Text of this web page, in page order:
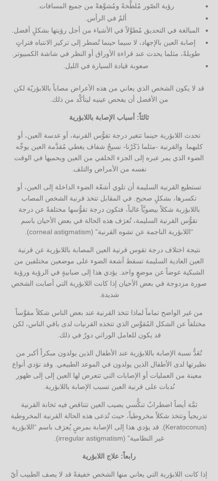
رؤية الصّور مُلطَّخةً ومُشوَّهةً من جميع المسافات.
ألمٌ في الرأس.
المبالغة في التحديق مُطوَّلاً في الأشياء من أجل رؤيتها بشكلٍ أفضل.
إصابة العين بالإجهاد، لا سيما حينما تُضطر إلى تركيز الانتباه فتراتٍ
طويلةً، مثلما يحدث عند قراءة الأوراق أو النظر في شاشة الكمبيوتر.
صعوبة قيادة السيارة في الليل.
قد لا يكون الشخص الذي يعاني من هذه الأعراض مصاباً باللابؤريّة لكن
من الأفضل أن يفحص عينيه ليتأكَّد من ذلك.
ثالثاً: أسباب الإصابة باللابؤرية
تحدث اللابؤرية حينما تتغير درجة تقوُّس القرنية، أو عدسة العين، أو
كليهما. والقرنية -مثلما ذَكَرْنا- نسيجٌ شفاف يغطي مُقدَّمة العين يوجِّه
الضوء الذي يمر عبره إلى الجزء الخلفي من العين ويحميها في الوقت
نفسه من الأمراض والتلف.
تستطيع القرنية السليمة أن تلوي أشعّة الضوء الداخلة إلى العين، أو
تكسرها، بشكلٍ صحيح. في المقابل تتخذ قرنية الشخص المصاب
باللابؤرية شكلاً بيضويَّاً غالباً، فتكون درجة تقوُّسها مختلفةً عن درجة
تقوُّس القرنية السليمة، تُعرَف هذه الحالة في بعض الأحيان باسم
“اللابؤرية الناجمة عن تشوه القرنية” (corneal astigmatism).
نتيجة اختلاف درجة تقوس قرنية العين المصابة باللابؤرية عن قرنية
العين العادية السليمة تسقط أشعة الضوء على موضعين مختلفين من
الشبكية عوضاً عن موضعٍ واحد. يؤدي هذا إلى ضبابيةٍ في الرؤية ورؤية
صورة مزدوجة في بعض الأحيان إذا كانت اللابؤرية التي أصابت الشخص
شديدة.
من غير الواضح تماماً لماذا تتخذ القرنية عند بعض الناس شكلاً مقوَّساً
مختلفاً عن الشكل المُقوَّس الذي تتخذه القرنيات لدى باقي الناس، لكن
قد يكون للعامل الوراثي دورٌ في ذلك.
تُعَدُّ نسبة الإصابة باللابؤرية عند الأطفال الذين يولدون مبكراً أكبر من
نظيرتها لدى الأطفال الذين يولدون في الموعد الطبيعي. وقد تؤدي أنواع
معينة من العمليات أو الإصابات التي تتعرض لها العين إلى إلى ظهور
نُدبات على قرنية العين تسبب الإصابة باللابؤرية.
ثمَّة أيضاً اضطرابٌ تنكُّسي يصيب العين تتناقص فيه ثخانة القرنية
تدريجياً وتتخذ شكلاً مخروطياً، حيث تُدعى هذه الحالة القرنية المخروطية
(Keratoconus). قد يؤدي هذا إلى الإصابة بمرضٍ يُعرَف باسم “اللابؤرية
غير النظامية” (irregular astigmatism).
رابعاً: علاج اللابؤرية
إذا كانت اللابؤرية التي يعاني منها الشخص خفيفةً قد لا يصف الطبيب أيّ